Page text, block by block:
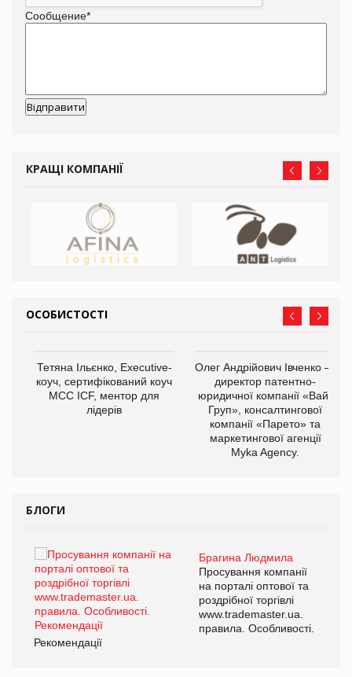
Сообщение*
КРАЩІ КОМПАНІЇ
ОСОБИСТОСТІ
Тетяна Ільєнко, Executive-
коуч, сертифікований коуч
МСС ICF, ментор для
лідерів
Олег Андрійович Івченко —
директор патентно-
юридичної компанії «Вайз
Груп», консалтингової
компанії «Парето» та
маркетингової агенції
Myka Agency.
БЛОГИ
Брагина Людмила
Просування компанії
на порталі оптової та
роздрібної торгівлі
www.trademaster.ua.
правила. Особливості.
Рекомендації